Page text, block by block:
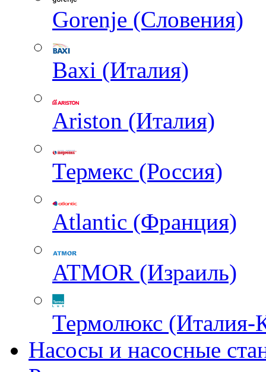
Gorenje (Словения)
Baxi (Италия)
Ariston (Италия)
Термекс (Россия)
Atlantic (Франция)
ATMOR (Израиль)
Термолюкс (Италия-
Насосы и насосные